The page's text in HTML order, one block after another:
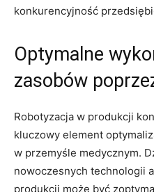
konkurencyjność
Optymalne‍
zasobów
Robotyzacja ‌w produkcji‌
kluczowy element
w przemyśle medycznym.‌
nowoczesnych technologii
produkcji może być